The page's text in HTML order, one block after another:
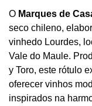
O Marques de
seco chileno,
vinhedo Lourdes,
Vale do Maule.
y Toro, este rótulo
oferecer vinhos
inspirados na